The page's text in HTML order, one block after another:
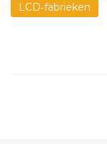
LCD‑fabrieken